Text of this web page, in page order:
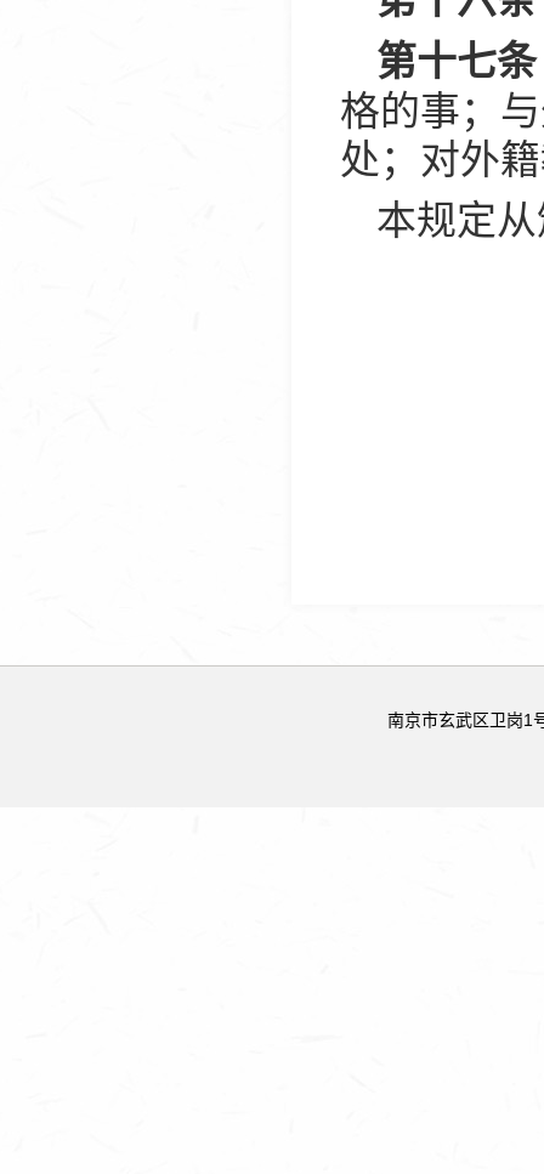
第十七条
格的事；
处；对外
本规定
南京市玄武区卫岗1